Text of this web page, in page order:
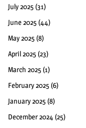
July 2025 (31)
June 2025 (44)
May 2025 (8)
April 2025 (23)
March 2025 (1)
February 2025 (6)
January 2025 (8)
December 2024 (25)